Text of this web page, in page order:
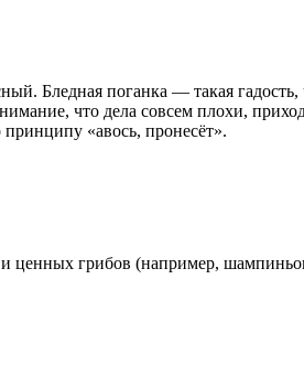
Бледная поганка — такая гадость,
что дела совсем плохи,
«авось, пронесёт».
грибов (например,